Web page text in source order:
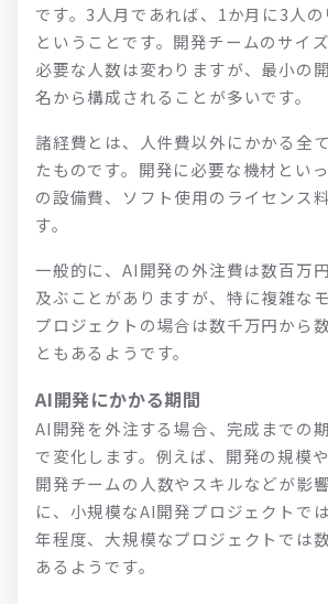
です。3人月であれば、1か月に3人
ということです。開発チームのサイ
必要な人数は変わりますが、最小の
名から構成されることが多いです。
諸経費とは、人件費以外にかかる全
たものです。開発に必要な機材とい
の設備費、ソフト使用のライセンス
す。
一般的に、AI開発の外注費は数百万
及ぶことがありますが、特に複雑な
プロジェクトの場合は数千万円から
ともあるようです。
AI開発にかかる期間
AI開発を外注する場合、完成までの
で変化します。例えば、開発の規模
開発チームの人数やスキルなどが影
に、小規模なAI開発プロジェクトで
年程度、大規模なプロジェクトでは
あるようです。